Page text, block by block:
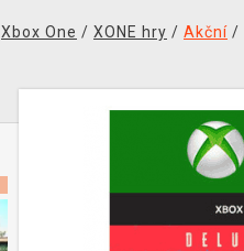
Xbox One / XONE hry / Akční /